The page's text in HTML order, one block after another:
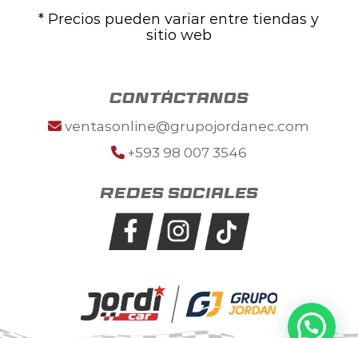
* Precios pueden variar entre tiendas y
sitio web
contáctanos
ventasonline@grupojordanec.com
+593 98 007 3546
Redes sociales